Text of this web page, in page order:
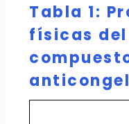
Tabla 1:
físicas